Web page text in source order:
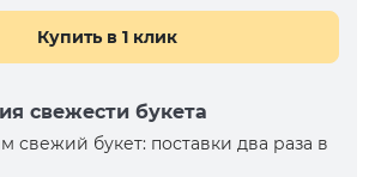
Купить в 1 клик
свежести букета
свежий букет: поставки два раза в